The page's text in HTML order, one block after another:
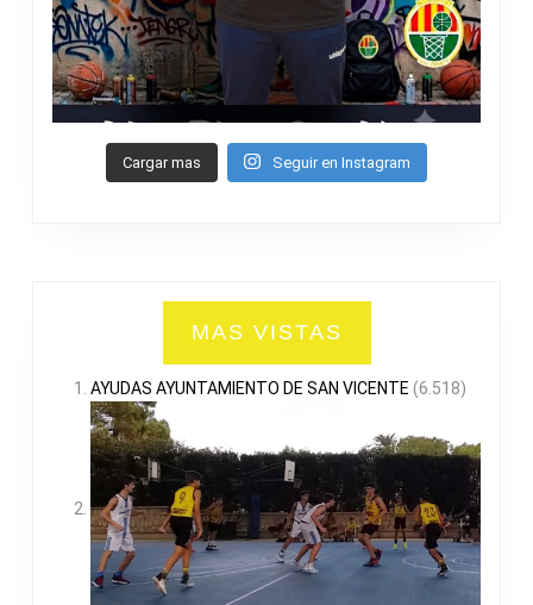
Cargar mas Seguir en Instagram
MAS VISTAS
AYUDAS AYUNTAMIENTO DE SAN VICENTE (6.518)